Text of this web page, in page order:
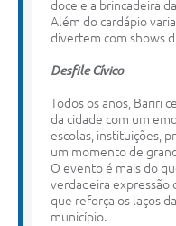
doce e a brincadeira
Além do cardápio
divertem com shows
Desfile Cívico
Todos os anos, Bariri
da cidade com um
escolas, instituições,
um momento de
O evento é mais do
verdadeira expressão
que reforça os laços
município.